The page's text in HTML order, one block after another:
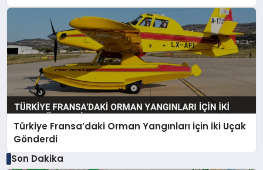
Türkiye Fransa’daki Orman Yangınları İçin İki Uçak
Gönderdi
Son Dakika